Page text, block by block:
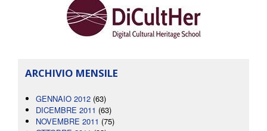
ARCHIVIO MENSILE
GENNAIO 2012 (63)
DICEMBRE 2011 (63)
NOVEMBRE 2011 (75)